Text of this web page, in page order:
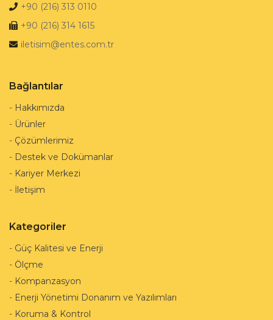
+90 (216) 313 0110
+90 (216) 314 1615
iletisim@entes.com.tr
Bağlantılar
- Hakkımızda
- Ürünler
- Çözümlerimiz
- Destek ve Dokümanlar
- Kariyer Merkezi
- İletişim
Kategoriler
- Güç Kalitesi ve Enerji
- Ölçme
- Kompanzasyon
- Enerji Yönetimi Donanım ve Yazılımları
- Koruma & Kontrol